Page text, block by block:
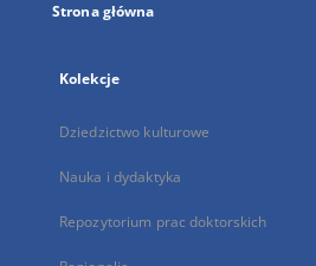
Strona główna
Kolekcje
Dziedzictwo kulturowe
Nauka i dydaktyka
Repozytorium prac doktorskich